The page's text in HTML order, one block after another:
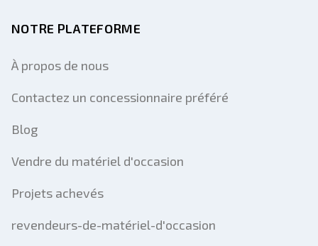
NOTRE PLATEFORME
À propos de nous
Contactez un concessionnaire préféré
Blog
Vendre du matériel d'occasion
Projets achevés
revendeurs-de-matériel-d'occasion